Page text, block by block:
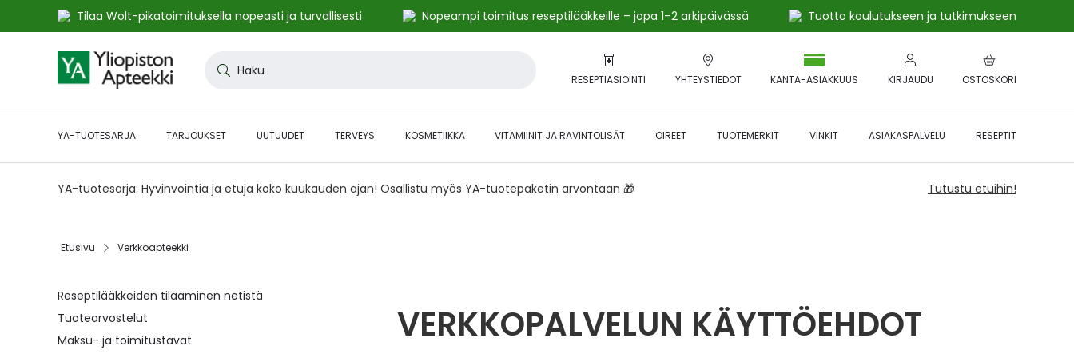
Tilaa Wolt-pikatoimituksella nopeasti ja turvallisesti Nopeampi toimitus reseptilääkkeille – jopa 1–2 arkipäivässä
Tuotto koulutukseen ja tutkimukseen
to
Content
RESEPTIASIOINTI YHTEYSTIEDOT OSTOSKORI
KANTA-ASIAKKUUS KIRJAUDU
YA-TUOTESARJA TARJOUKSET UUTUUDET TERVEYS KOSMETIIKKA VITAMIINIT JA RAVINTOLISÄT OIREET TUOTEMERKIT VINKIT ASIAKASPALVELU RESEPTIT
YA-tuotesarja: Hyvinvointia ja etuja koko kuukauden ajan! Osallistu myös YA-tuotepaketin arvontaan 🎁 Tutustu etuihin!
Etusivu Verkkoapteekki
Reseptilääkkeiden tilaaminen netistä
Tuotearvostelut
Maksu- ja toimitustavat
VERKKOPALVELUN KÄYTTÖEHDOT